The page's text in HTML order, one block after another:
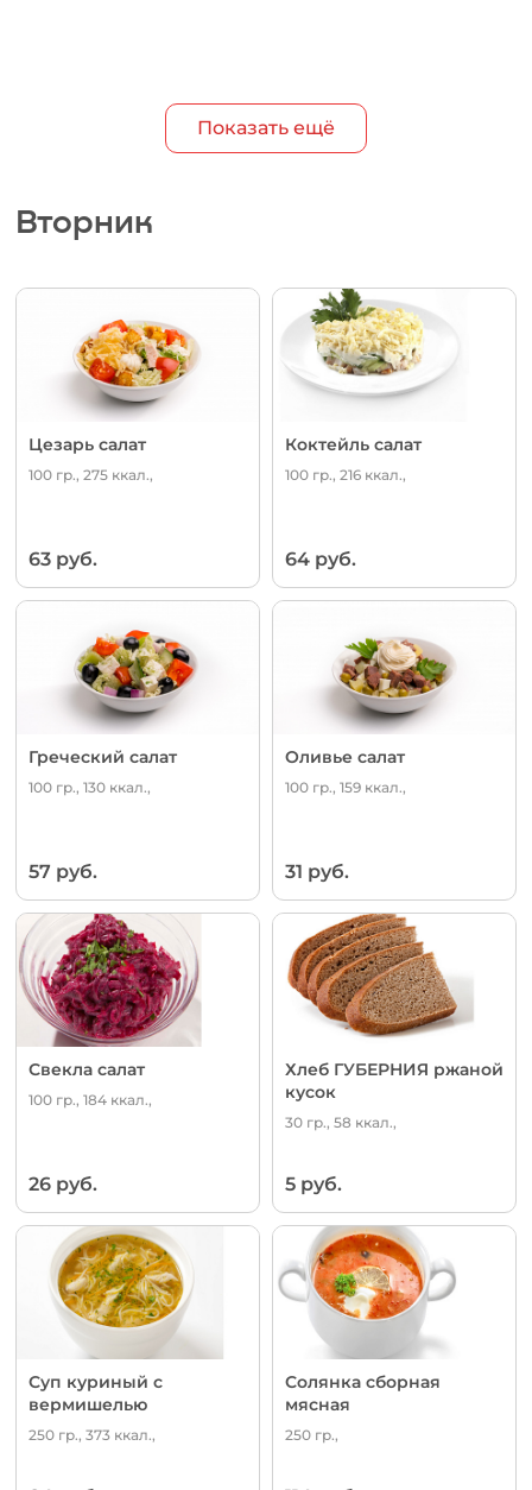
Показать ещё
Вторник
Цезарь салат
100 гр., 275 ккал.,
63 руб.
Коктейль салат
100 гр., 216 ккал.,
64 руб.
Греческий салат
100 гр., 130 ккал.,
57 руб.
Оливье салат
100 гр., 159 ккал.,
31 руб.
Свекла салат
100 гр., 184 ккал.,
26 руб.
Хлеб ГУБЕРНИЯ ржаной
кусок
30 гр., 58 ккал.,
5 руб.
Суп куриный с
вермишелью
250 гр., 373 ккал.,
Солянка сборная
мясная
250 гр.,